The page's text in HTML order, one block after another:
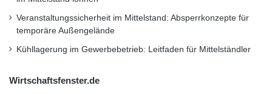
Veranstaltungssicherheit im Mittelstand: Absperrkonzepte für
temporäre Außengelände
Kühllagerung im Gewerbebetrieb: Leitfaden für Mittelständler
Wirtschaftsfenster.de